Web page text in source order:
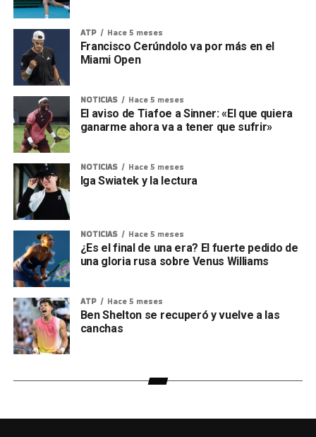
ATP Hace 5 meses
Francisco Cerúndolo va por más en el
Miami Open
NOTICIAS Hace 5 meses
El aviso de Tiafoe a Sinner: «El que quiera
ganarme ahora va a tener que sufrir»
NOTICIAS Hace 5 meses
Iga Swiatek y la lectura
NOTICIAS Hace 5 meses
¿Es el final de una era? El fuerte pedido de
una gloria rusa sobre Venus Williams
ATP Hace 5 meses
Ben Shelton se recuperó y vuelve a las
canchas